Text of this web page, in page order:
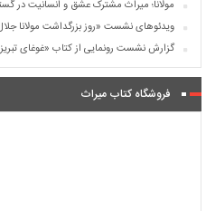
مولانا؛ میراث مشترک عشق و انسانیت در
ویدئوهای نشست «روز بزرگداشت مولانا
گزارش نشست رونمایی از کتاب «غوغای
فروشگاه کتاب میراث